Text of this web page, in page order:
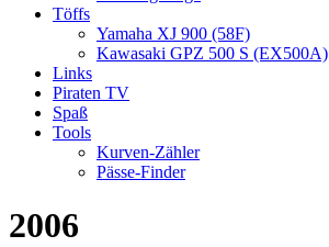
Töffs
Yamaha XJ 900 (58F)
Kawasaki GPZ 500 S (EX500A)
Links
Piraten TV
Spaß
Tools
Kurven-Zähler
Pässe-Finder
2006